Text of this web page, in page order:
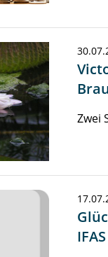
Zwei
IFAS